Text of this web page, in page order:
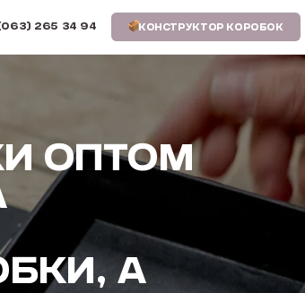
265 34 94 КОНСТРУКТОР КОРОБОК
ОПТОМ
А